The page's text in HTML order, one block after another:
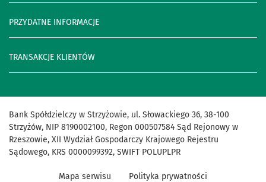
PRZYDATNE INFORMACJE
TRANSAKCJE KLIENTÓW
Bank Spółdzielczy w Strzyżowie, ul. Słowackiego 36, 38-100
Strzyżów, NIP 8190002100, Regon 000507584 Sąd Rejonowy w
Rzeszowie, XII Wydział Gospodarczy Krajowego Rejestru
Sądowego, KRS 0000099392, SWIFT POLUPLPR
Mapa serwisu Polityka prywatności